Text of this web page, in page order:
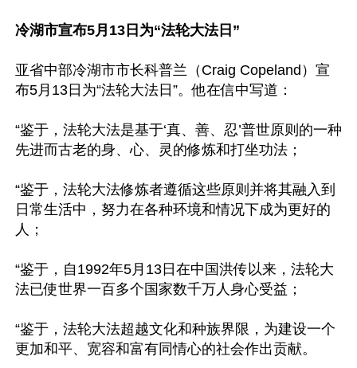
冷湖市宣布5月13日为“法轮大法日”
亚省中部冷湖市市长科普兰（Craig Copeland）宣
布5月13日为“法轮大法日”。他在信中写道：
“鉴于，法轮大法是基于‘真、善、忍’普世原则的一种
先进而古老的身、心、灵的修炼和打坐功法；
“鉴于，法轮大法修炼者遵循这些原则并将其融入到
日常生活中，努力在各种环境和情况下成为更好的
人；
“鉴于，自1992年5月13日在中国洪传以来，法轮大
法已使世界一百多个国家数千万人身心受益；
“鉴于，法轮大法超越文化和种族界限，为建设一个
更加和平、宽容和富有同情心的社会作出贡献。